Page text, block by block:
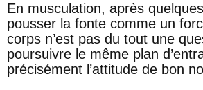
En musculation, après
pousser la fonte comme un
corps n’est pas du tout une
poursuivre le même plan
précisément l’attitude de bon